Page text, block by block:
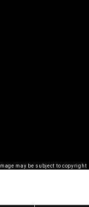
Image may be subject to copyright